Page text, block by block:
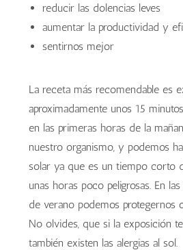
reducir las dolencias leves
aumentar la productividad y
sentirnos mejor
La receta más recomendable es
aproximadamente unos 15
en las primeras horas de la
nuestro organismo, y podemos
solar ya que es un tiempo corto
unas horas poco peligrosas. En
de verano podemos protegernos
No olvides, que si la exposición
también existen las alergias al sol.